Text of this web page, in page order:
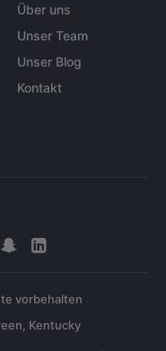
Über uns
Unser Team
Unser Blog
Kontakt
vorbehalten